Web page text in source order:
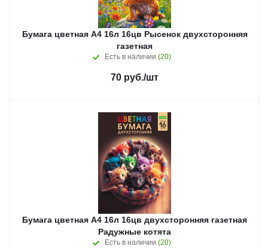
Бумага цветная А4 16л 16цв Рысенок двухсторонняя
газетная
Есть в наличии (20)
70 руб./шт
Бумага цветная А4 16л 16цв двухсторонняя газетная
Радужные котята
Есть в наличии (20)